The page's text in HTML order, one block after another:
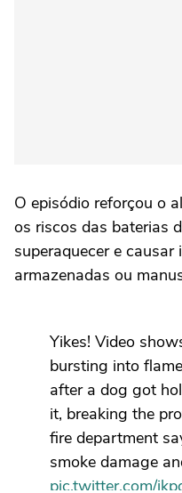
O episódio reforçou o
os riscos das baterias
superaquecer e
armazenadas ou
Yikes! Video
bursting into
after a dog got
it, breaking the
fire department
smoke damage
pic.twitter.com/